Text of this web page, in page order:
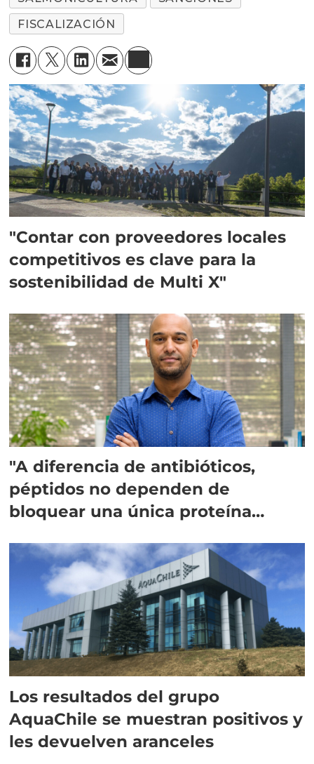
FISCALIZACIÓN
"Contar con proveedores locales
competitivos es clave para la
sostenibilidad de Multi X"
"A diferencia de antibióticos,
péptidos no dependen de
bloquear una única proteína
Los resultados del grupo
AquaChile se muestran positivos y
les devuelven aranceles